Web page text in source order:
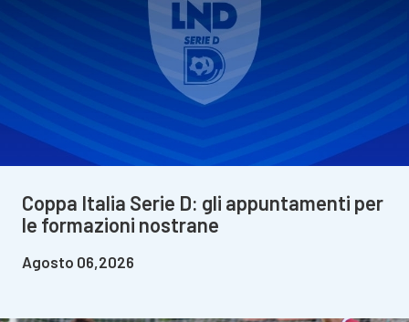
Coppa Italia Serie D: gli appuntamenti per
le formazioni nostrane
Agosto 06,2026